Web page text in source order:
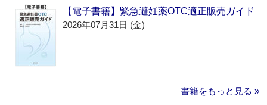
【電子書籍】緊急避妊薬OTC適正販売ガイド
2026年07月31日 (金)
書籍をもっと見る »